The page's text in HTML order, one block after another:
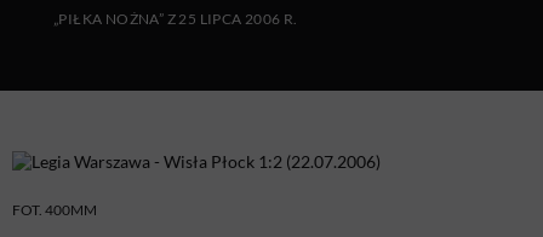
„PIŁKA NOŻNA” Z 25 LIPCA 2006 R.
FOT. 400MM